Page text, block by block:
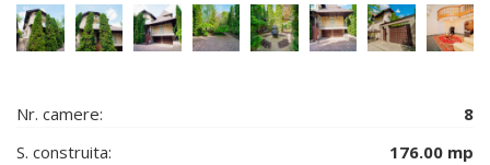
Nr. camere:
8
S. construita:
176.00 mp